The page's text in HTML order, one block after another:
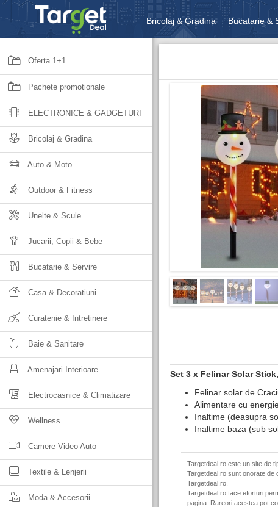
Bricolaj & Gradina Bucatarie &
Unelte & Scule Jucarii, Copii &
Oferta 1+1
Pachete promotionale
ELECTRONICE & GADGETURI
Bricolaj & Gradina
Auto & Moto
Outdoor & Fitness
Unelte & Scule
Jucarii, Copii & Bebe
Bucatarie & Servire
Casa & Decoratiuni
Curatenie & Intretinere
Baie & Sanitare
Amenajari Interioare
Electrocasnice & Climatizare
Wellness
Camere Video Auto
Textile & Lenjerii
Moda & Accesorii
Set 3 x Felinar Solar
Felinar solar de
Alimentare cu
Inaltime (deasupra
Inaltime baza (sub
Targetdeal.ro este un site de
Targetdeal.ro sunt onorate de
Targetdeal.ro.
Targetdeal.ro face eforturi
pagina. Rareori acestea pot